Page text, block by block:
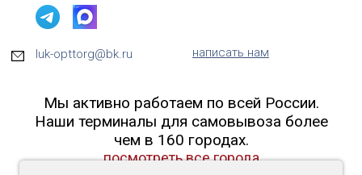
luk-opttorg@bk.ru написать нам
Мы активно работаем по всей России.
Наши терминалы для самовывоза более
чем в 160 городах.
посмотреть все города